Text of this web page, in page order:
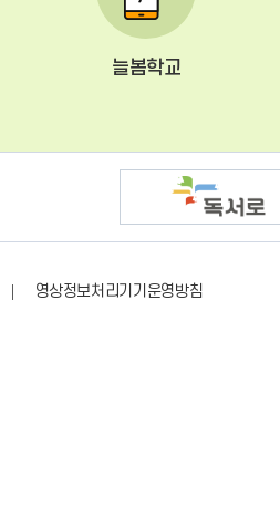
늘봄학교
영상정보처리기기운영방침